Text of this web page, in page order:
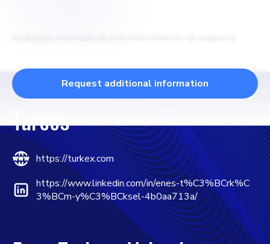
Request additional information
Turcos
https://turkex.com
https://www.linkedin.com/in/enes-t%C3%BCrk%C
3%BCm-y%C3%BCksel-4b0aa713a/